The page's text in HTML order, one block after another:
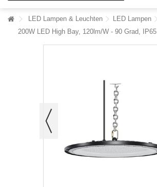
LED Lampen & Leuchten LED Lampen
200W LED High Bay, 120lm/W - 90 Grad, IP65